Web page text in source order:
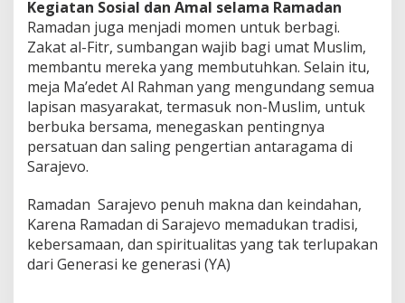
Kegiatan Sosial dan Amal selama Ramadan
Ramadan juga menjadi momen untuk berbagi.
Zakat al-Fitr, sumbangan wajib bagi umat Muslim,
membantu mereka yang membutuhkan. Selain itu,
meja Ma’edet Al Rahman yang mengundang semua
lapisan masyarakat, termasuk non-Muslim, untuk
berbuka bersama, menegaskan pentingnya
persatuan dan saling pengertian antaragama di
Sarajevo.
Ramadan Sarajevo penuh makna dan keindahan,
Karena Ramadan di Sarajevo memadukan tradisi,
kebersamaan, dan spiritualitas yang tak terlupakan
dari Generasi ke generasi (YA)